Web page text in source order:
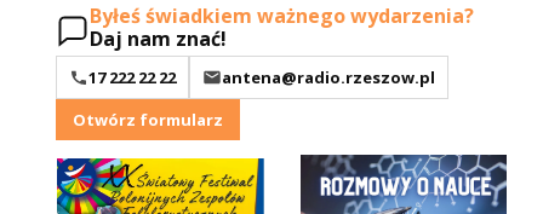
Byłeś świadkiem ważnego wydarzenia?
Daj nam znać!
17 222 22 22
antena@radio.rzeszow.pl
Otwórz formularz